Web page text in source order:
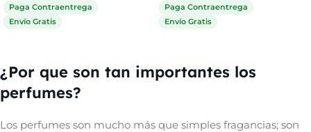
Paga Contraentrega
Envío Gratis
Paga Contraentrega
Envío Gratis
¿Por que son tan importantes los
perfumes?
Los perfumes son mucho más que simples fragancias; son